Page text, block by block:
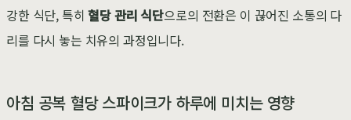
강한 식단, 특히혈당 관리 식단으로의 전환은 이 끊어진 소통의 다
리를 다시 놓는 치유의 과정입니다.
아침 공복 혈당 스파이크가 하루에 미치는 영향